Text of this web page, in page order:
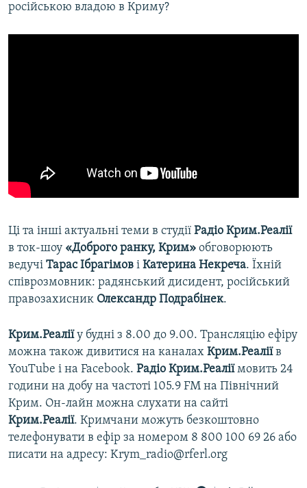
російською владою в Криму?
Ці та інші актуальні теми в студії Радіо Крим.Реалії
в ток-шоу «Доброго ранку, Крим» обговорюють
ведучі Тарас Ібрагімов і Катерина Некреча. Їхній
співрозмовник: радянський дисидент, російський
правозахисник Олександр Подрабінек.
Крим.Реаліїу будні з 8.00 до 9.00. Трансляцію ефіру
можна також дивитися на каналах Крим.Реаліїв
YouTube і на Facebook. Радіо Крим.Реаліїмовить 24
години на добу на частоті 105.9 FM на Північний
Крим. Он-лайн можна слухати на сайті
Крим.Реалії. Кримчани можуть безкоштовно
телефонувати в ефір за номером 8 800 100 69 26 або
писати на адресу: Krym_radio@rferl.org